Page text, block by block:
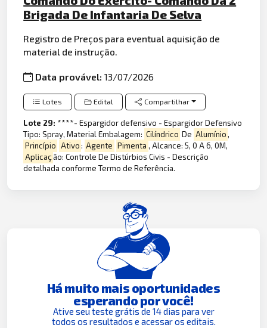
Brigada De Infantaria De Selva
Registro de Preços para eventual aquisição de
material de instrução.
Data provável:13/07/2026
Lotes Edital Compartilhar
Lote 29: ****- Espargidor defensivo - Espargidor Defensivo
Tipo: Spray, Material Embalagem: Cilíndrico De Alumínio,
Princípio Ativo: Agente Pimenta , Alcance: 5, 0 A 6, 0M,
Aplicação: Controle De Distúrbios Civis - Descrição
detalhada conforme Termo de Referência.
Há muito mais oportunidades
esperando por você!
Ative seu teste grátis de 14 dias para ver
todos os resultados e acessar os editais.